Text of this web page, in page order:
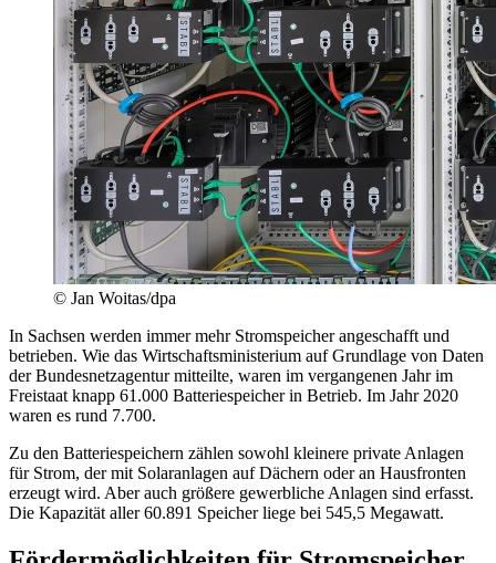
© Jan Woitas/dpa
In Sachsen werden immer mehr Stromspeicher angeschafft und
betrieben. Wie das Wirtschaftsministerium auf Grundlage von Daten
der Bundesnetzagentur mitteilte, waren im vergangenen Jahr im
Freistaat knapp 61.000 Batteriespeicher in Betrieb. Im Jahr 2020
waren es rund 7.700.
Zu den Batteriespeichern zählen sowohl kleinere private Anlagen
für Strom, der mit Solaranlagen auf Dächern oder an Hausfronten
erzeugt wird. Aber auch größere gewerbliche Anlagen sind erfasst.
Die Kapazität aller 60.891 Speicher liege bei 545,5 Megawatt.